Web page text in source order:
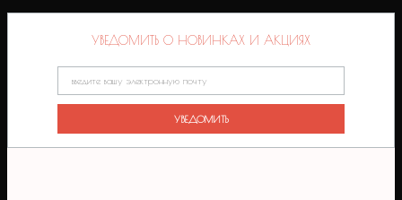
УВЕДОМИТЬ О НОВИНКАХ И АКЦИЯХ